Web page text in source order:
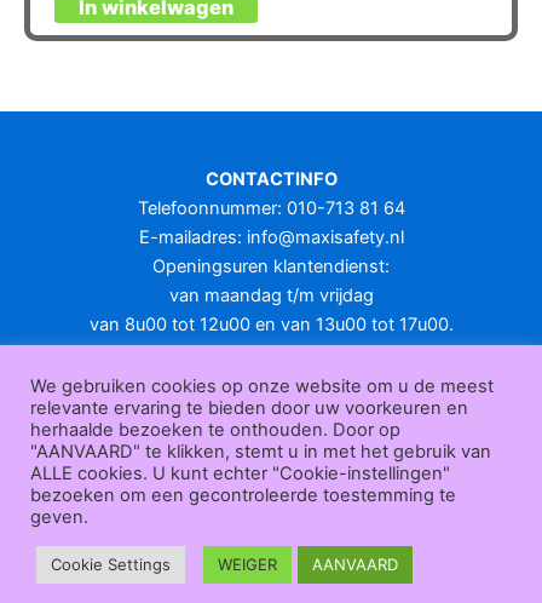
In winkelwagen
product
variaties.
optie
gekozen
worden
op
productpagina
CONTACTINFO
Telefoonnummer: 010-713 81 64
E-mailadres: info@maxisafety.nl
Openingsuren klantendienst:
van maandag t/m vrijdag
van 8u00 tot 12u00 en van 13u00 tot 17u00.
KLANTENSERVICE
Over
ons|Bedrijfsgegevens| F.A.Q.|Bestelprocedure | Betaling
ending | Retourneren|Herroepingsrecht|Herroepingsfunctie
ederverkoop|Bedrukken|Contact
Algemene voorwaarden
Maxisafety.nl © 2026
We gebruiken cookies op onze website om u de meest
relevante ervaring te bieden door uw voorkeuren en
herhaalde bezoeken te onthouden. Door op
"AANVAARD" te klikken, stemt u in met het gebruik van
ALLE cookies. U kunt echter "Cookie-instellingen"
bezoeken om een gecontroleerde toestemming te
geven.
Cookie Settings WEIGER AANVAARD